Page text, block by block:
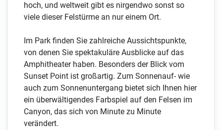
hoch, und weltweit gibt es nirgendwo sonst so
viele dieser Felstürme an nur einem Ort.
Im Park finden Sie zahlreiche Aussichtspunkte,
von denen Sie spektakuläre Ausblicke auf das
Amphitheater haben. Besonders der Blick vom
Sunset Point ist großartig. Zum Sonnenauf- wie
auch zum Sonnenuntergang bietet sich Ihnen hier
ein überwältigendes Farbspiel auf den Felsen im
Canyon, das sich von Minute zu Minute
verändert.